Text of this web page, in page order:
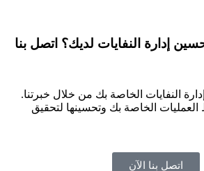
إدارة النفايات لديك؟ اتصل بنا
النفايات الخاصة بك من خلال خبرتنا.
العمليات الخاصة بك وتحسينها لتحقيق
اتصل بنا الآن